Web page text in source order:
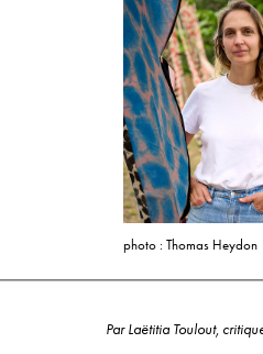
photo : Thomas Heydon
Par Laëtitia Toulout,